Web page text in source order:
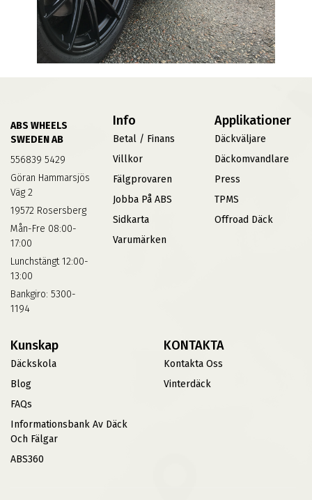
ABS WHEELS
SWEDEN AB
556839 5429
Göran Hammarsjös
Väg 2
19572 Rosersberg
Mån-Fre 08:00-
17:00
Lunchstängt 12:00-
13:00
Bankgiro: 5300-
1194
Info
Betal / Finans
Villkor
Fälgprovaren
Jobba På ABS
Sidkarta
Varumärken
Applikationer
Däckväljare
Däckomvandlare
Press
TPMS
Offroad Däck
Kunskap
Däckskola
Blog
FAQs
Informationsbank Av Däck
Och Fälgar
ABS360
KONTAKTA
Kontakta Oss
Vinterdäck